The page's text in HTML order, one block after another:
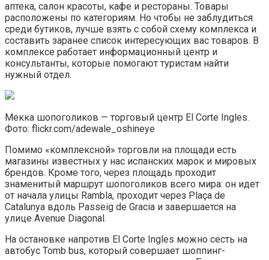
аптека, салон красоты, кафе и рестораны. Товары
расположены по категориям. Но чтобы не заблудиться
среди бутиков, лучше взять с собой схему комплекса и
составить заранее список интересующих вас товаров. В
комплексе работает информационный центр и
консультанты, которые помогают туристам найти
нужный отдел.
Мекка шопоголиков — торговый центр El Corte Ingles.
Фото: flickr.com/adewale_oshineye
Помимо «комплексной» торговли на площади есть
магазины известных у нас испанских марок и мировых
брендов. Кроме того, через площадь проходит
знаменитый маршрут шопоголиков всего мира: он идет
от начала улицы Rambla, проходит через Plaça de
Catalunya вдоль Passeig de Gracia и завершается на
улице Avenue Diagonal.
На остановке напротив El Corte Ingles можно сесть на
автобус Tomb bus, который совершает шоппинг-